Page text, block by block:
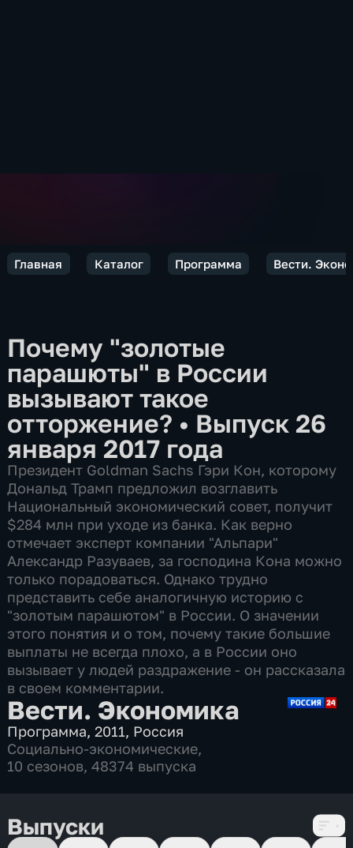
Главная Каталог Программа Вести.
Почему "золотые
парашюты" в России
вызывают такое
отторжение? • Выпуск 26
января 2017 года
Президент Goldman Sachs Гэри Кон, которому
Дональд Трамп предложил возглавить
Национальный экономический совет, получит
$284 млн при уходе из банка. Как верно
отмечает эксперт компании "Альпари"
Александр Разуваев, за господина Кона можно
только порадоваться. Однако трудно
представить себе аналогичную историю с
"золотым парашютом" в России. О значении
этого понятия и о том, почему такие большие
выплаты не всегда плохо, а в России оно
вызывает у людей раздражение - он рассказала
в своем комментарии.
Вести. Экономика
Программа,2011, Россия
Социально-экономические,
10 сезонов, 48374 выпуска
Выпуски